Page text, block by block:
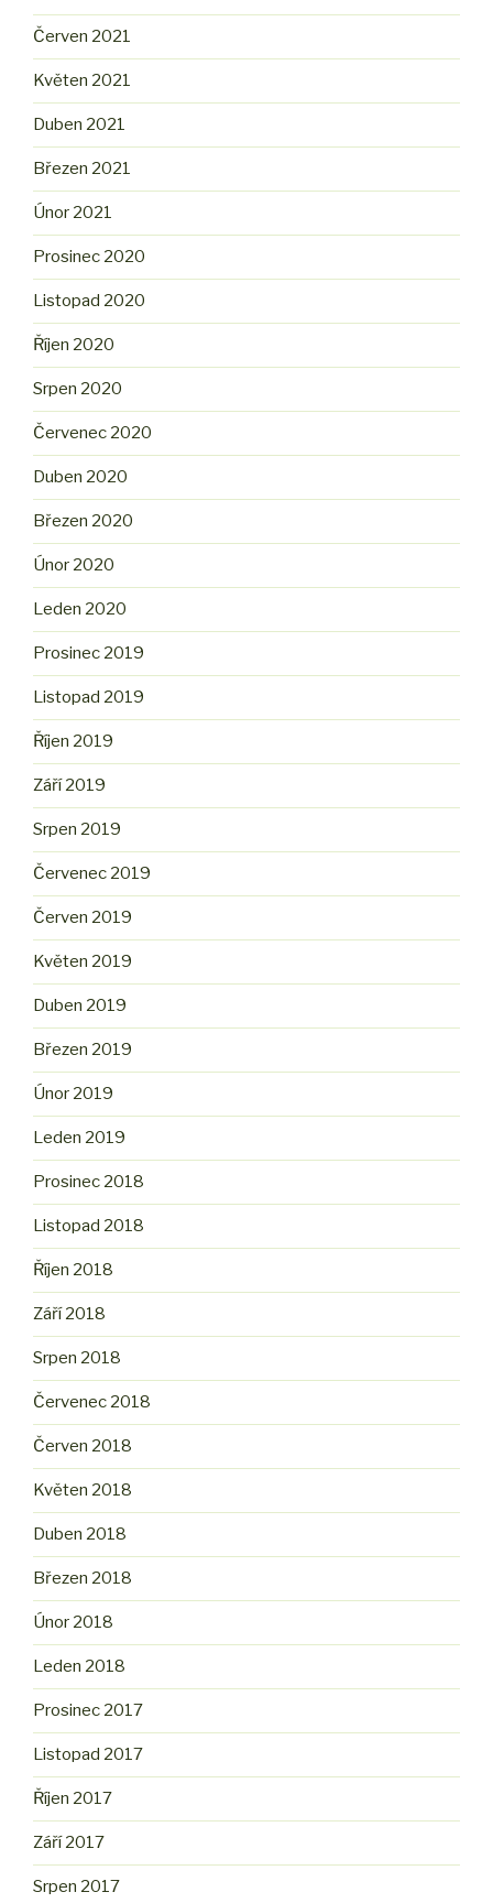
Červen 2021
Květen 2021
Duben 2021
Březen 2021
Únor 2021
Prosinec 2020
Listopad 2020
Říjen 2020
Srpen 2020
Červenec 2020
Duben 2020
Březen 2020
Únor 2020
Leden 2020
Prosinec 2019
Listopad 2019
Říjen 2019
Září 2019
Srpen 2019
Červenec 2019
Červen 2019
Květen 2019
Duben 2019
Březen 2019
Únor 2019
Leden 2019
Prosinec 2018
Listopad 2018
Říjen 2018
Září 2018
Srpen 2018
Červenec 2018
Červen 2018
Květen 2018
Duben 2018
Březen 2018
Únor 2018
Leden 2018
Prosinec 2017
Listopad 2017
Říjen 2017
Září 2017
Srpen 2017